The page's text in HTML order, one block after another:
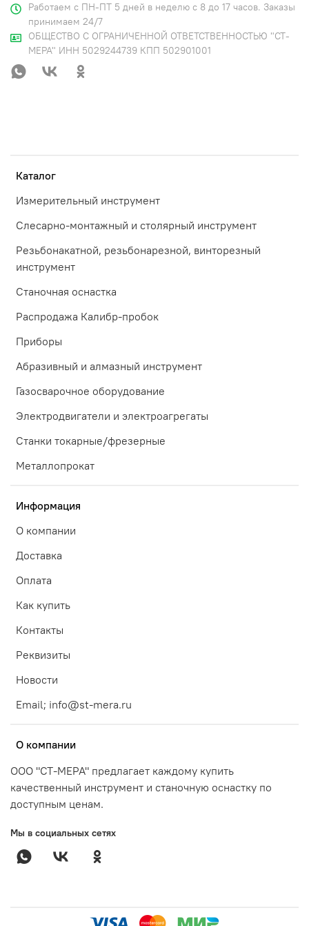
Каталог
Измерительный инструмент
Слесарно-монтажный и столярный инструмент
Резьбонакатной, резьбонарезной, винторезный
инструмент
Станочная оснастка
Распродажа Калибр-пробок
Приборы
Абразивный и алмазный инструмент
Газосварочное оборудование
Электродвигатели и электроагрегаты
Станки токарные/фрезерные
Металлопрокат
Информация
О компании
Доставка
Оплата
Как купить
Контакты
Реквизиты
Новости
Email; info@st-mera.ru
О компании
ООО "СТ-МЕРА" предлагает каждому купить
качественный инструмент и станочную оснастку по
доступным ценам.
Мы в социальных сетях
Работаем с ПН-ПТ 5 дней в неделю с 8 до 17 часов. Заказы
принимаем 24/7
ОБЩЕСТВО С ОГРАНИЧЕННОЙ ОТВЕТСТВЕННОСТЬЮ "СТ-
МЕРА" ИНН 5029244739 КПП 502901001